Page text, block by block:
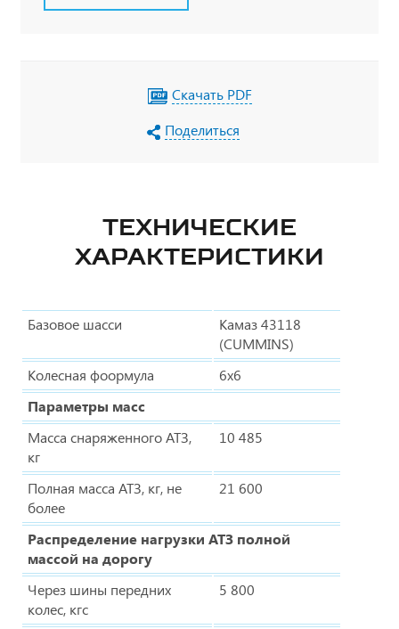
Скачать PDF
Поделиться
ТЕХНИЧЕСКИЕ
ХАРАКТЕРИСТИКИ
Базовое шасси
Камаз 43118
(CUMMINS)
Колесная фоормула
6х6
Параметры масс
Масса снаряженного АТЗ,
кг
10 485
Полная масса АТЗ, кг, не
более
21 600
Распределение нагрузки АТЗ полной
массой на дорогу
Через шины передних
колес, кгс
5 800